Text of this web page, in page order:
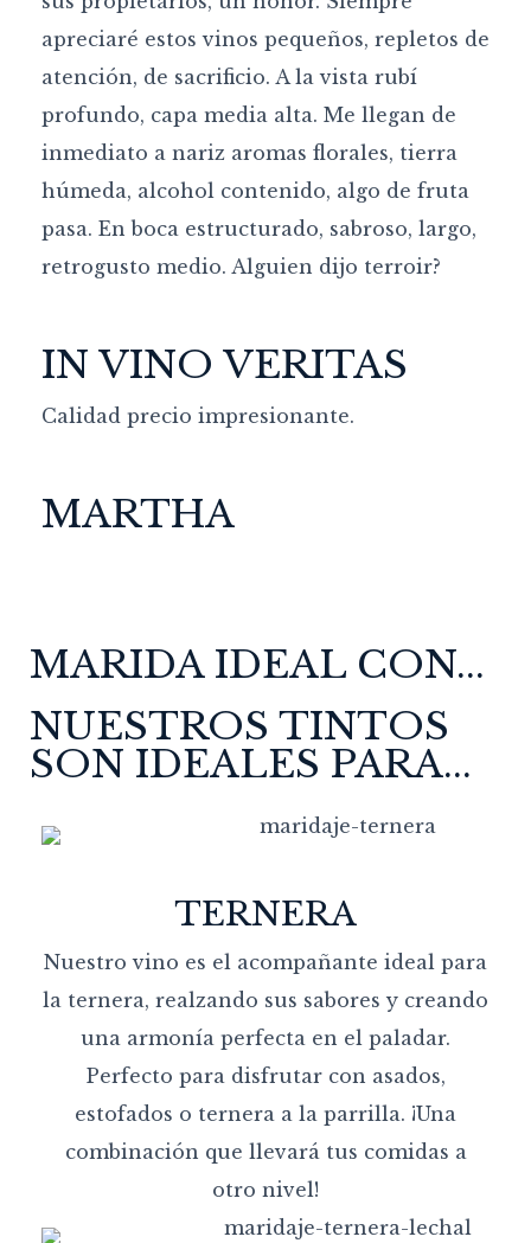
apreciaré estos vinos pequeños, repletos de
atención, de sacrificio. A la vista rubí
profundo, capa media alta. Me llegan de
inmediato a nariz aromas florales, tierra
húmeda, alcohol contenido, algo de fruta
pasa. En boca estructurado, sabroso, largo,
retrogusto medio. Alguien dijo terroir?
IN VINO VERITAS
Calidad precio impresionante.
MARTHA
MARIDA IDEAL CON...
NUESTROS TINTOS
SON IDEALES PARA...
TERNERA
Nuestro vino es el acompañante ideal para
la ternera, realzando sus sabores y creando
una armonía perfecta en el paladar.
Perfecto para disfrutar con asados,
estofados o ternera a la parrilla. ¡Una
combinación que llevará tus comidas a
otro nivel!